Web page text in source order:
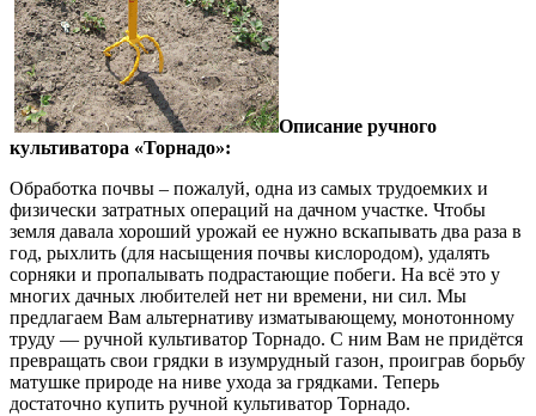
Описание ручного
культиватора «Торнадо»:
Обработка почвы – пожалуй, одна из самых трудоемких и
физически затратных операций на дачном участке. Чтобы
земля давала хороший урожай ее нужно вскапывать два раза в
год, рыхлить (для насыщения почвы кислородом), удалять
сорняки и пропалывать подрастающие побеги. На всё это у
многих дачных любителей нет ни времени, ни сил. Мы
предлагаем Вам альтернативу изматывающему, монотонному
труду — ручной культиватор Торнадо. С ним Вам не придётся
превращать свои грядки в изумрудный газон, проиграв борьбу
матушке природе на ниве ухода за грядками. Теперь
достаточно купить ручной культиватор Торнадо.